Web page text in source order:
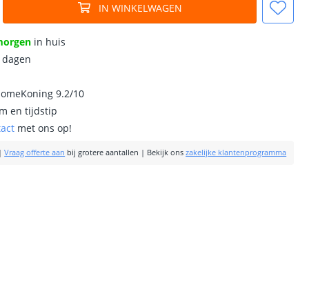
IN WINKELWAGEN
in huis
9.2/10
en tijdstip
met ons op!
Vraag offerte aan bij grotere aantallen | Bekijk ons zakelijke klantenprogramma